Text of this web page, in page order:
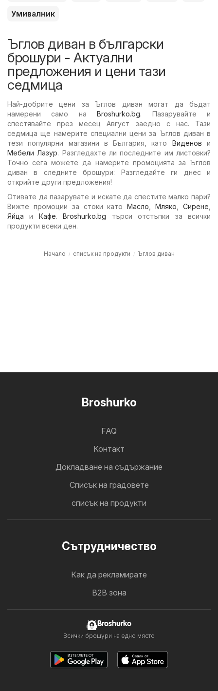
Умивалник
Ъглов диван в български
брошури - Актуални
предложения и цени тази
седмица
Най-добрите цени за Ъглов диван могат да бъдат
намерени само наBroshurko.bg. Пазарувайте и
спестявайте през месец Август заедно с нас. Тази
седмица ще намерите специални цени за Ъглов диван в
тези популярни магазини в България, като Виденов и
Мебели Лазур. Разгледахте ли последните им листовки?
Точно сега можете да намерите промоцията за Ъглов
диван в следните брошури: Разгледайте ги днес и
открийте други предложения!
Отивате да пазарувате и искате да спестите малко пари?
Вижте промоции за стоки катоМасло ,Мляко ,Сирене
Яйца и Кафе.Broshurko.bg търси отстъпки за всички
продукти всеки ден.
Начало списък на продукти Ъглов диван
Broshurko
FAQ
Контакт
Докладване на съдържание
Cписък на градовете
списък на продукти
Cътрудничество
Как да рекламирате
B2B зона
Broshurko
Всички брошури на едно място